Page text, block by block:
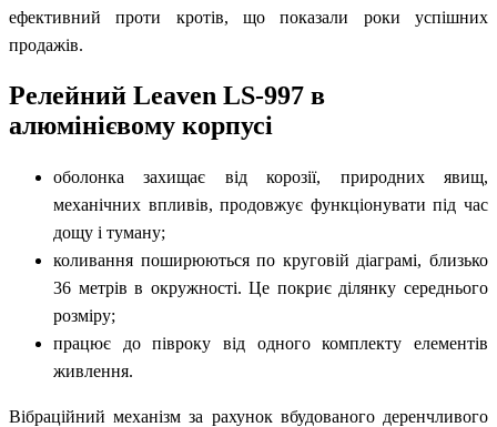
ефективний проти кротів, що показали роки успішних
продажів.
Релейний Leaven LS-997 в
алюмінієвому корпусі
оболонка захищає від корозії, природних явищ,
механічних впливів, продовжує функціонувати під час
дощу і туману;
коливання поширюються по круговій діаграмі, близько
36 метрів в окружності. Це покриє ділянку середнього
розміру;
працює до півроку від одного комплекту елементів
живлення.
Вібраційний механізм за рахунок вбудованого деренчливого